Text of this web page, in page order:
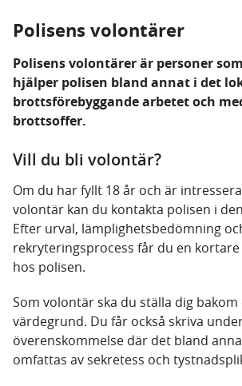
Polisens volontärer
Polisens volontärer är personer
hjälper polisen bland annat i det
brottsförebyggande arbetet och
brottsoffer.
Vill du bli volontär?
Om du har fyllt 18 år och är
volontär kan du kontakta polisen i
Efter urval, lämplighetsbedömning
rekryteringsprocess får du en
hos polisen.
Som volontär ska du ställa dig
värdegrund. Du får också skriva
överenskommelse där det bland
omfattas av sekretess och